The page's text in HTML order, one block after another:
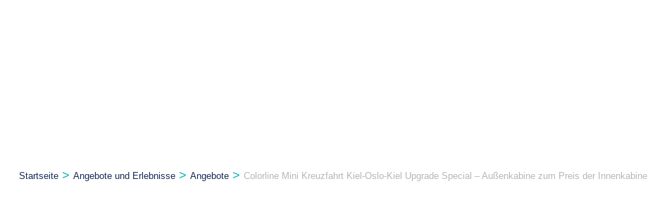
Startseite > Angebote und Erlebnisse > Angebote > Colorline Mini Kreuzfahrt Kiel-Oslo-Kiel Upgrade Special – Außenkabine zum Preis der Innenkabine